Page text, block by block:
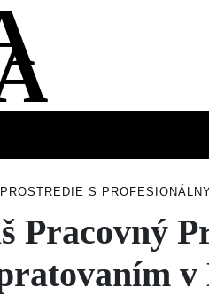
S
Pracovný
v